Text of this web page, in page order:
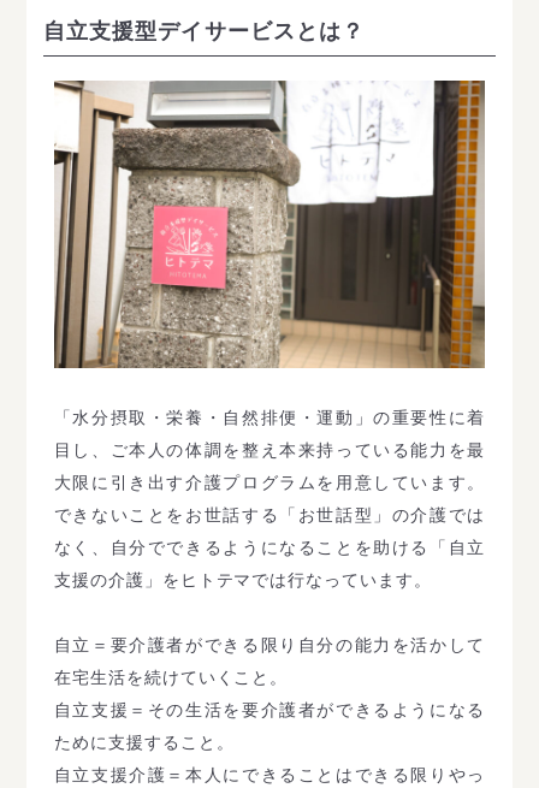
自立支援型デイサービスとは？
「水分摂取・栄養・自然排便・運動」の重要性に着
目し、ご本人の体調を整え本来持っている能力を最
大限に引き出す介護プログラムを用意しています。
できないことをお世話する「お世話型」の介護では
なく、自分でできるようになることを助ける「自立
支援の介護」をヒトテマでは行なっています。
自立＝要介護者ができる限り自分の能力を活かして
在宅生活を続けていくこと。
自立支援＝その生活を要介護者ができるようになる
ために支援すること。
自立支援介護＝本人にできることはできる限りやっ